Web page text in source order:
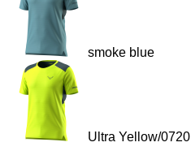
smoke blue
Ultra Yellow/0720